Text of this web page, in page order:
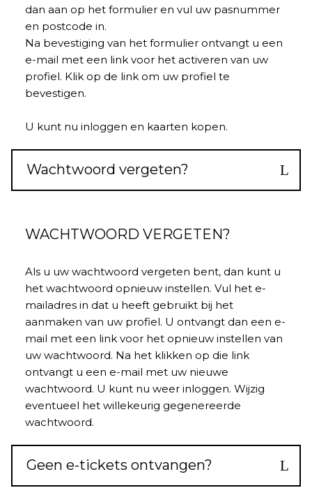
dan aan op het formulier en vul uw pasnummer
en postcode in.
Na bevestiging van het formulier ontvangt u een
e-mail met een link voor het activeren van uw
profiel. Klik op de link om uw profiel te
bevestigen.
U kunt nu inloggen en kaarten kopen.
Wachtwoord vergeten?
WACHTWOORD VERGETEN?
Als u uw wachtwoord vergeten bent, dan kunt u
het wachtwoord opnieuw instellen. Vul het e-
mailadres in dat u heeft gebruikt bij het
aanmaken van uw profiel. U ontvangt dan een e-
mail met een link voor het opnieuw instellen van
uw wachtwoord. Na het klikken op die link
ontvangt u een e-mail met uw nieuwe
wachtwoord. U kunt nu weer inloggen. Wijzig
eventueel het willekeurig gegenereerde
wachtwoord.
Geen e-tickets ontvangen?